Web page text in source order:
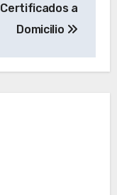
Certificados a
Domicilio